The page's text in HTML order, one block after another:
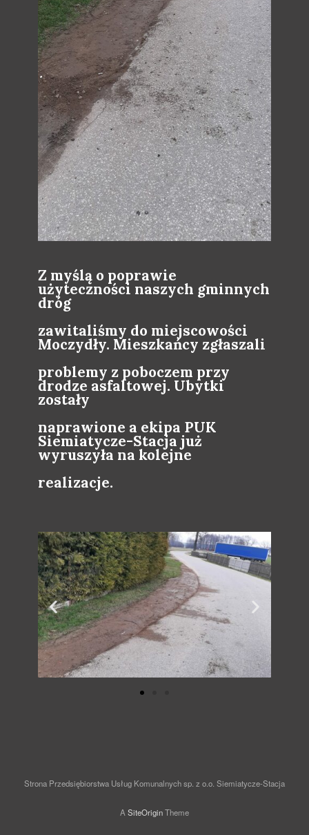
Z myślą o poprawie
użyteczności naszych gminnych
dróg
zawitaliśmy do miejscowości
Moczydły. Mieszkańcy zgłaszali
problemy z poboczem przy
drodze asfaltowej. Ubytki
zostały
naprawione a ekipa PUK
Siemiatycze-Stacja już
wyruszyła na kolejne
realizacje.
Strona Przedsiębiorstwa Usług Komunalnych sp. z o.o. Siemiatycze-Stacja
A SiteOriginTheme